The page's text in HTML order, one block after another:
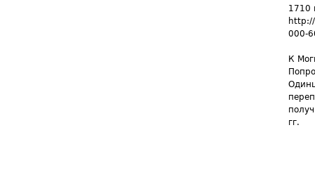
1710
000-
К
гг.